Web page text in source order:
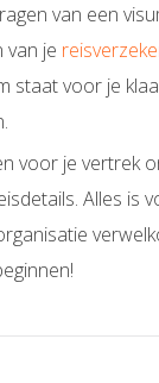
van een
van je
staat voor je
voor je vertrek
Alles is